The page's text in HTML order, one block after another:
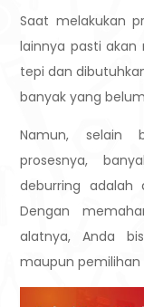
Saat melakukan
lainnya pasti
tepi dan
banyak yang
Namun, selain
prosesnya,
deburring adalah
Dengan
alatnya, Anda
maupun pemilihan